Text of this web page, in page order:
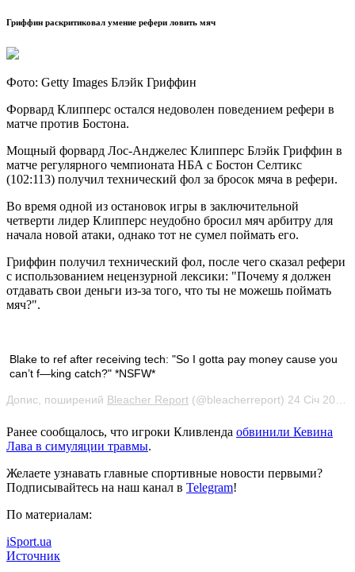
Гриффин раскритиковал умение рефери ловить мяч
Фото: Getty Images Блэйк Гриффин
Форвард Клипперс остался недоволен поведением рефери в
матче против Бостона.
Мощный форвард Лос-Анджелес Клипперс Блэйк Гриффин в
матче регулярного чемпионата НБА с Бостон Селтикс
(102:113) получил технический фол за бросок мяча в рефери.
Во время одной из остановок игры в заключительной
четверти лидер Клипперс неудобно бросил мяч арбитру для
начала новой атаки, однако тот не сумел поймать его.
Гриффин получил технический фол, после чего сказал рефери
с использованием нецензурной лексики: "Почему я должен
отдавать свои деньги из-за того, что ты не можешь поймать
мяч?".
Blake to ref after receiving tech: "So I gotta pay money cause you
can’t f—king catch?" *NSFW*
Допис, поширений Bleacher Report (@bleacherreport) 24 Січ 2018 р. о 10:11 PST
Ранее сообщалось, что игроки Кливленда обвинили Кевина
Лава в симуляции травмы.
Желаете узнавать главные спортивные новости первыми?
Подписывайтесь на наш канал в Telegram!
По материалам:
iSport.ua
Источник